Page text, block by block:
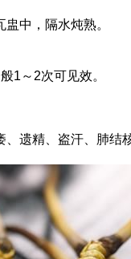
中，隔水炖熟。
～2次可见效。
精、盗汗、肺结核